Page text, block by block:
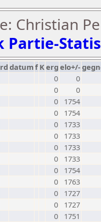
Christian
Partie-
rd datumf Kerg elo+/-
0
0
0
0
0
1754
0
1754
0
1733
0
1733
0
1733
0
1733
0
1754
0
1763
0
1727
0
1727
0
1751